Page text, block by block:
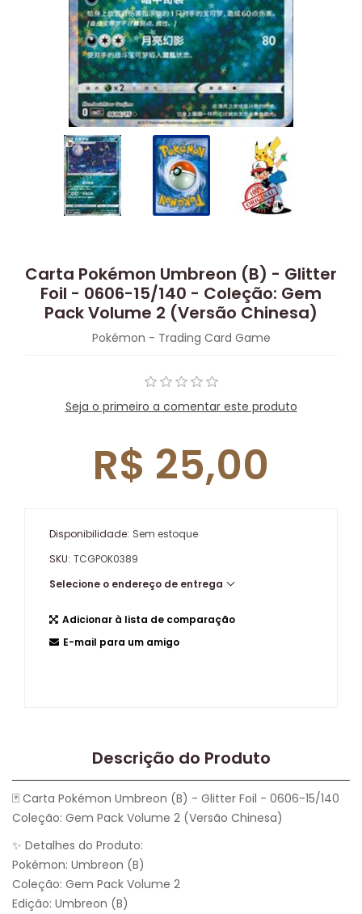
Carta Pokémon Umbreon (B) - Glitter
Foil - 0606-15/140 - Coleção: Gem
Pack Volume 2 (Versão Chinesa)
Pokémon - Trading Card Game
Seja o primeiro a comentar este produto
R$ 25,00
Disponibilidade: Sem estoque
SKU: TCGPOK0389
Selecione o endereço de entrega
Adicionar à lista de comparação
E-mail para um amigo
Descrição do Produto
🃏 Carta Pokémon Umbreon (B) - Glitter Foil - 0606-15/140
Coleção: Gem Pack Volume 2 (Versão Chinesa)
✨ Detalhes do Produto:
Pokémon: Umbreon (B)
Coleção: Gem Pack Volume 2
Edição: Umbreon (B)